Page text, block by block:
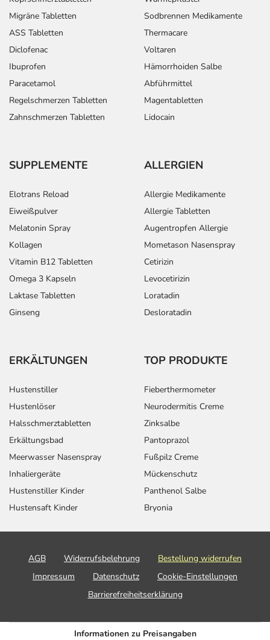
Lagerung vor Anbruch
Das Arzneimittel muss
- vor Hitze geschützt
- vor Frost geschützt
aufbewahrt werden.
Aufbewahrung nach Anbruch oder Zubereitung
Das Arzneimittel ist nach Anbruch/Zubereitung nur zur
einmaligen Anwendung vorgesehen. Reste müssen
Was sollten Sie beachten?
kleinere Eingriffe wie z.B. das Ziehen eines Zahnes - die
Einnahme/Anwendung des Arzneimittels an, da die
- Vorsicht bei Allergie gegen Heparin!
- Vorsicht bei Allergie gegen Schweineproteine!
- Es kann Arzneimittel geben, mit denen
Wechselwirkungen auftreten. Sie sollten deswegen
generell vor der Behandlung mit einem neuen
Arzneimittel jedes andere, das Sie bereits anwenden,
anwenden oder deren Anwendung schon einige Zeit
zurückliegt.
dem auf der Packung oder der Umverpackung
angegebenen Verfallsdatum. Das Verfallsdatum bezieht
sich auf den letzten Tag des angegebenen Monats.
Migräne Tabletten
ASS Tabletten
Diclofenac
Ibuprofen
Paracetamol
Regelschmerzen Tabletten
Zahnschmerzen Tabletten
Sodbrennen Medikamente
Thermacare
Voltaren
Hämorrhoiden Salbe
Abführmittel
Magentabletten
Lidocain
SUPPLEMENTE
Elotrans Reload
Eiweißpulver
Melatonin Spray
Kollagen
Vitamin B12 Tabletten
Omega 3 Kapseln
Laktase Tabletten
Ginseng
ALLERGIEN
Allergie Medikamente
Allergie Tabletten
Augentropfen Allergie
Mometason Nasenspray
Cetirizin
Levocetirizin
Loratadin
Desloratadin
ERKÄLTUNGEN
Hustenstiller
Hustenlöser
Halsschmerztabletten
Erkältungsbad
Meerwasser Nasenspray
Inhaliergeräte
Hustenstiller Kinder
Hustensaft Kinder
TOP PRODUKTE
Fieberthermometer
Neurodermitis Creme
Zinksalbe
Pantoprazol
Fußpilz Creme
Mückenschutz
Panthenol Salbe
Bryonia
AGB Widerrufsbelehrung
Bestellung widerrufen
Impressum
Datenschutz
Cookie-Einstellungen
Barrierefreiheitserklärung
Informationen zu Preisangaben